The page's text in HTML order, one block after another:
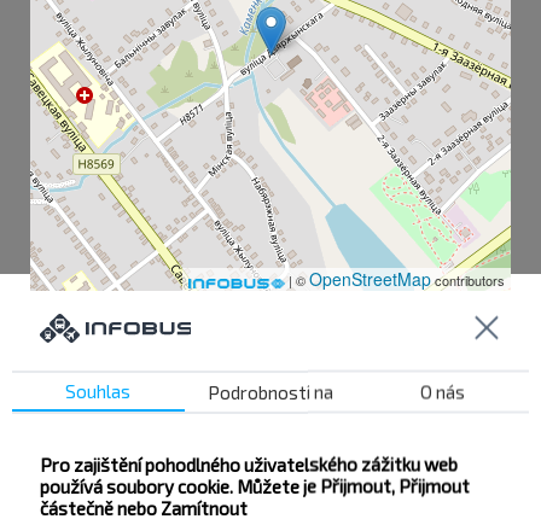
| ©OpenStreetMapcontributors
Kopyl AC
Hlebozavod
M-n Lastochka
M-n Praleska
Souhlas Podrobnosti na O nás
Pro zajištění pohodlného uživatelského zážitku web
používá soubory cookie. Můžete je Přijmout, Přijmout
částečně nebo Zamítnout